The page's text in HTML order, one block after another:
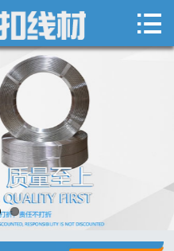
 网站首页
关于我们
新闻中心
产品展示
销售网络
人才招聘
